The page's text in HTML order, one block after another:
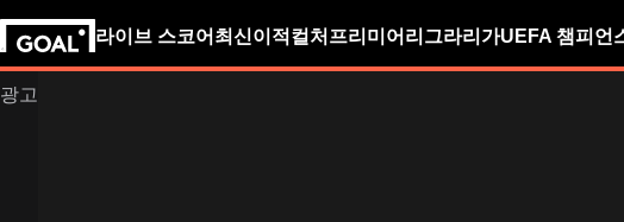
라이브 스코어 최신이적 컬처 프리미어리그라리가UEFA 챔피언